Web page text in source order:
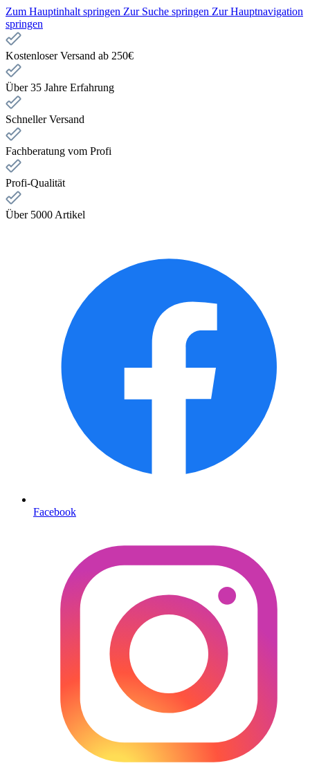
Zum Hauptinhalt springen Zur Suche springen Zur Hauptnavigation
springen
Kostenloser Versand ab 250€
Über 35 Jahre Erfahrung
Schneller Versand
Fachberatung vom Profi
Profi-Qualität
Über 5000 Artikel
Facebook